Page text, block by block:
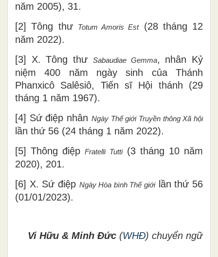
năm 2005), 31.
[2] Tông thư
Totum Amoris Est(28 tháng 12
năm 2022).
[3] X. Tông thư
Sabaudiae Gemma, nhân Kỷ
niệm 400 năm ngày sinh của Thánh
Phanxicô Salêsiô, Tiến sĩ Hội thánh (29
tháng 1 năm 1967).
[4] Sứ điệp nhân Ngày Thế giới Truyền thông Xã hội
lần thứ 56 (24 tháng 1 năm 2022).
[5] Thông điệpFratelli Tutti(3 tháng 10 năm
2020), 201.
[6] X. Sứ điệp Ngày Hòa bình Thế giớilần thứ 56
(01/01/2023).
Vi Hữu & Minh Đức (WHĐ) chuyển ngữ